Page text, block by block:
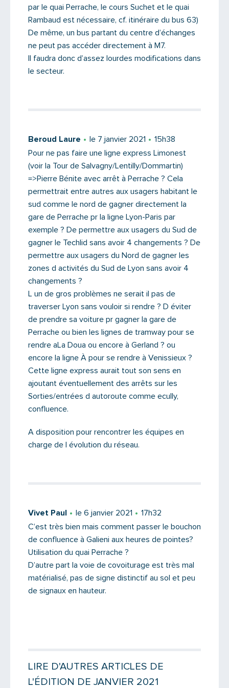
par le quai Perrache, le cours Suchet et le quai
Rambaud est nécessaire, cf. itinéraire du bus 63)
De même, un bus partant du centre d’échanges
ne peut pas accéder directement à M7.
Il faudra donc d’assez lourdes modifications dans
le secteur.
Beroud Laure le 7 janvier 2021
15h38
Pour ne pas faire une ligne express Limonest
(voir la Tour de Salvagny/Lentilly/Dommartin)
=>Pierre Bénite avec arrêt à Perrache ? Cela
permettrait entre autres aux usagers habitant le
sud comme le nord de gagner directement la
gare de Perrache pr la ligne Lyon-Paris par
exemple ? De permettre aux usagers du Sud de
gagner le Techlid sans avoir 4 changements ? De
permettre aux usagers du Nord de gagner les
zones d activités du Sud de Lyon sans avoir 4
changements ?
L un de gros problèmes ne serait il pas de
traverser Lyon sans vouloir si rendre ? D éviter
de prendre sa voiture pr gagner la gare de
Perrache ou bien les lignes de tramway pour se
rendre aLa Doua ou encore à Gerland ? ou
encore la ligne À pour se rendre à Venissieux ?
Cette ligne express aurait tout son sens en
ajoutant éventuellement des arrêts sur les
Sorties/entrées d autoroute comme ecully,
confluence.
A disposition pour rencontrer les équipes en
charge de l évolution du réseau.
Vivet Paul le 6 janvier 2021
17h32
C’est très bien mais comment passer le bouchon
de confluence à Galieni aux heures de pointes?
Utilisation du quai Perrache ?
D’autre part la voie de covoiturage est très mal
matérialisé, pas de signe distinctif au sol et peu
de signaux en hauteur.
LIRE D'AUTRES ARTICLES DE
L'ÉDITION DE JANVIER 2021